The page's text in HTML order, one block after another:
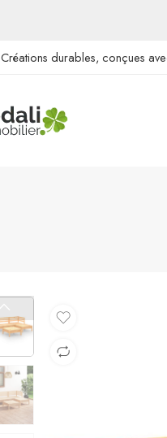
Créations durables, conçues